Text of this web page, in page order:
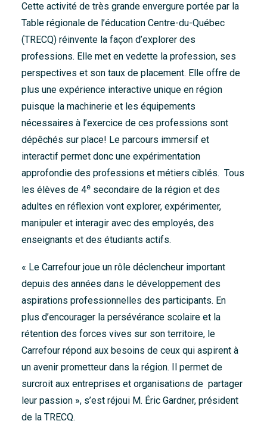
Cette activité de très grande envergure portée par la
Table régionale de l’éducation Centre-du-Québec
(TRECQ) réinvente la façon d’explorer des
professions. Elle met en vedette la profession, ses
perspectives et son taux de placement. Elle offre de
plus une expérience interactive unique en région
puisque la machinerie et les équipements
nécessaires à l’exercice de ces professions sont
dépêchés sur place! Le parcours immersif et
interactif permet donc une expérimentation
approfondie des professions et métiers ciblés. Tous
les élèves de 4e secondaire de la région et des
adultes en réflexion vont explorer, expérimenter,
manipuler et interagir avec des employés, des
enseignants et des étudiants actifs.
« Le Carrefour joue un rôle déclencheur important
depuis des années dans le développement des
aspirations professionnelles des participants. En
plus d’encourager la persévérance scolaire et la
rétention des forces vives sur son territoire, le
Carrefour répond aux besoins de ceux qui aspirent à
un avenir prometteur dans la région. Il permet de
surcroit aux entreprises et organisations de partager
leur passion », s’est réjoui M. Éric Gardner, président
de la TRECQ.